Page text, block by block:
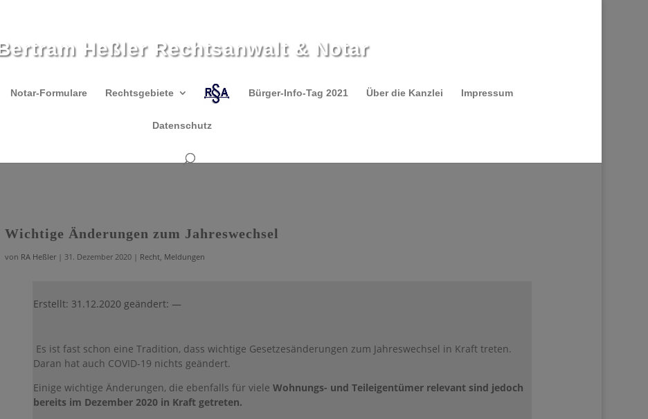
Bertram Heßler Rechtsanwalt & Notar
Notar-Formulare Rechtsgebiete Bürger-Info-Tag 2021 Über die Kanzlei Impressum
Datenschutz
Wichtige Änderungen zum Jahreswechsel
von RA Heßler| 31. Dezember 2020| Recht, Meldungen
Erstellt: 31.12.2020 geändert: —
Es ist fast schon eine Tradition, dass wichtige Gesetzesänderungen zum Jahreswechsel in Kraft treten.
Daran hat auch COVID-19 nichts geändert.
Einige wichtige Änderungen, die ebenfalls für viele Wohnungs- und Teileigentümer relevant sind jedoch
bereits im Dezember 2020 in Kraft getreten.